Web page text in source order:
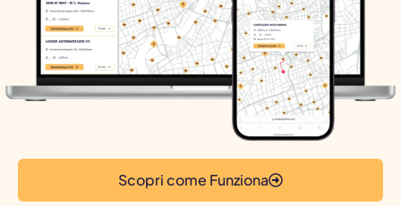
Scopri come Funziona